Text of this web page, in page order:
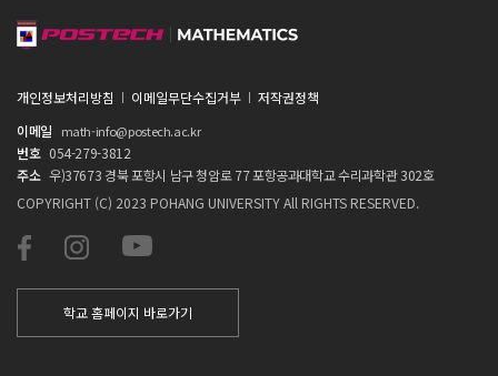
개인정보처리방침 이메일무단수집거부
저작권정책
이메일
math-info@postech.ac.kr
번호 054-279-3812
주소 우)37673 경북 포항시 남구 청암로 77 포항공과대학교 수리과학관 302호
COPYRIGHT (C) 2023 POHANG UNIVERSITY All RIGHTS RESERVED.
학교 홈페이지 바로가기